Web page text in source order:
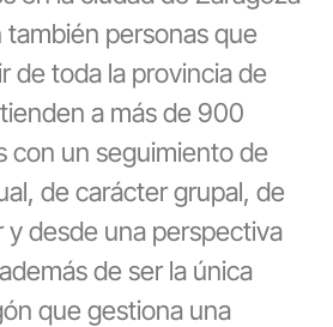
también personas que
de toda la provincia de
a más de 900
con un seguimiento de
de carácter grupal, de
y desde una perspectiva
de ser la única
que gestiona una